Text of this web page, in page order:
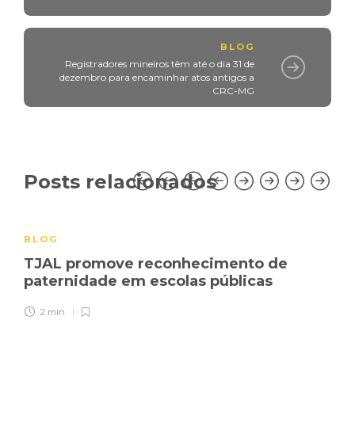
BLOG
Registradores mineiros têm até o dia 31 de
dezembro para encaminhar atos antigos a
CRC-MG
Posts relacionados
BLOG
TJAL promove reconhecimento de
paternidade em escolas públicas
2 min